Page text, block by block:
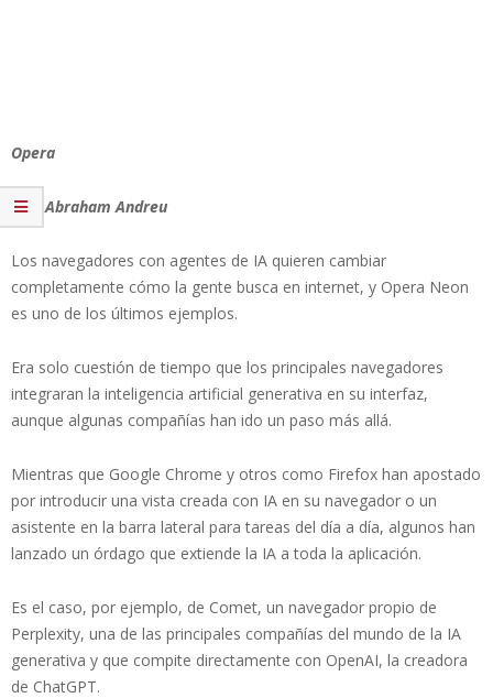
Opera
Por: Abraham Andreu
Los navegadores con agentes de IA quieren cambiar
completamente cómo la gente busca en internet, y Opera Neon
es uno de los últimos ejemplos.
Era solo cuestión de tiempo que los principales navegadores
integraran la inteligencia artificial generativa en su interfaz,
aunque algunas compañías han ido un paso más allá.
Mientras que Google Chrome y otros como Firefox han apostado
por introducir una vista creada con IA en su navegador o un
asistente en la barra lateral para tareas del día a día, algunos han
lanzado un órdago que extiende la IA a toda la aplicación.
Es el caso, por ejemplo, de Comet, un navegador propio de
Perplexity, una de las principales compañías del mundo de la IA
generativa y que compite directamente con OpenAI, la creadora
de ChatGPT.